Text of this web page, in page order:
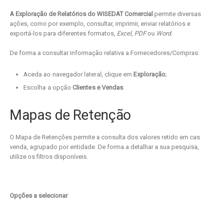
A Exploração de Relatórios do WISEDAT Comercial permite diversas
ações, como por exemplo, consultar, imprimir, enviar relatórios e
exportá-los para diferentes formatos, Excel, PDFou Word.
De forma a consultar informação relativa a Fornecedores/Compras:
Aceda ao navegador lateral, clique em Exploração;
Escolha a opção Clientes e Vendas.
Mapas de Retenção
O Mapa de Retenções permite a consulta dos valores retido em cas
venda, agrupado por entidade. De forma a detalhar a sua pesquisa,
utilize os filtros disponíveis.
Opções a selecionar